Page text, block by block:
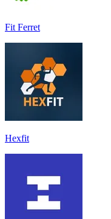
Fit Ferret
Hexfit